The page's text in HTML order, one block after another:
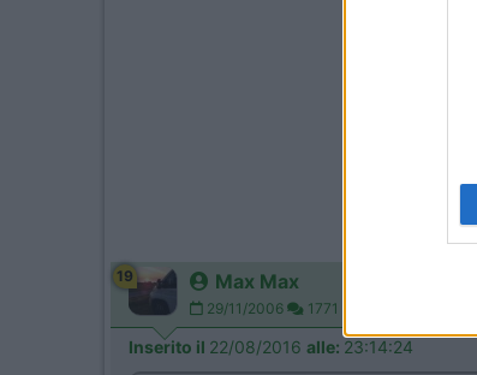
19 Max Max
29/11/2006 1771
Inserito il 22/08/2016 alle: 23:14:24